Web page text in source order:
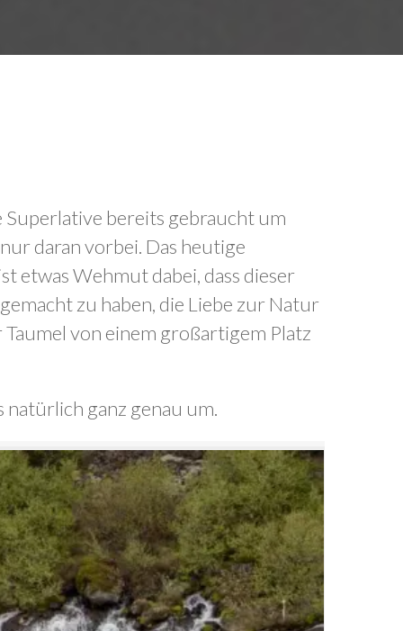
Superlative bereits gebraucht um
daran vorbei. Das heutige
etwas Wehmut dabei, dass dieser
zu haben, die Liebe zur Natur
von einem großartigem Platz
natürlich ganz genau um.